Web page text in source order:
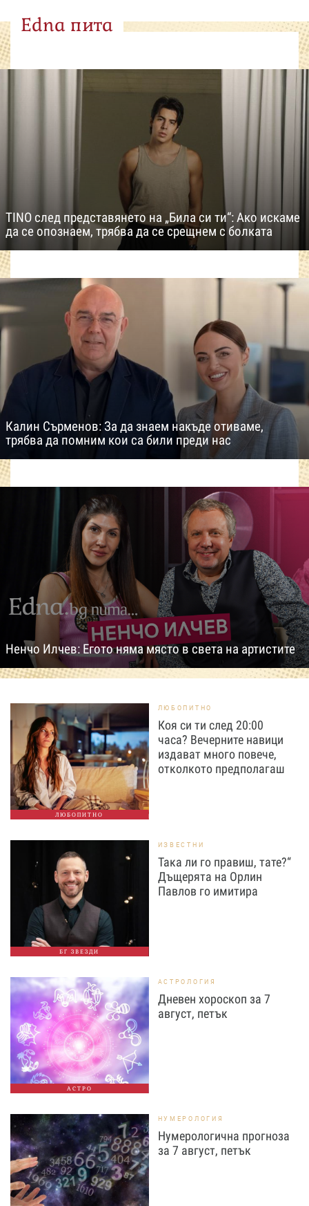
Edna пита
TINO след представянето на „Била си ти“: Ако искаме
да се опознаем, трябва да се срещнем с болката
Калин Сърменов: За да знаем накъде отиваме,
трябва да помним кои са били преди нас
Ненчо Илчев: Егото няма място в света на артистите
ЛЮБОПИТНО
ЛЮБОПИТНО
Коя си ти след 20:00
часа? Вечерните навици
издават много повече,
отколкото предполагаш
БГ ЗВЕЗДИ
ИЗВЕСТНИ
Така ли го правиш, тате?“
Дъщерята на Орлин
Павлов го имитира
АСТРО
АСТРОЛОГИЯ
Дневен хороскоп за 7
август, петък
НУМЕРОЛОГИЯ
Нумерологична прогноза
за 7 август, петък